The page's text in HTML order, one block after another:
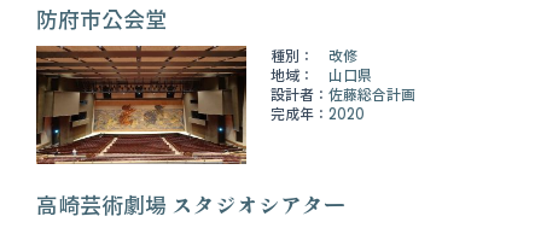
防府市公会堂
種別：
改修
地域：
山口県
設計者： 佐藤総合計画
完成年： 2020
高崎芸術劇場 スタジオシアター